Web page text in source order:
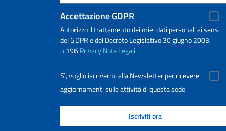
Accettazione GDPR
Autorizzo il trattamento dei miei dati personali ai sensi
del GDPR e del Decreto Legislativo 30 giugno 2003,
n.196PrivacyNote Legali
Sì, voglio iscrivermi alla Newsletter per ricevere
aggiornamenti sulle attività di questa sede